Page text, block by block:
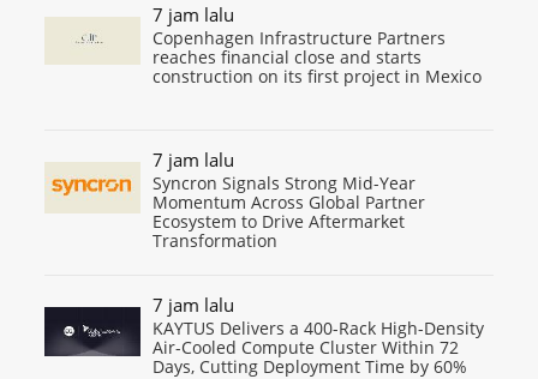
7 jam lalu
Copenhagen Infrastructure Partners
reaches financial close and starts
construction on its first project in Mexico
7 jam lalu
Syncron Signals Strong Mid-Year
Momentum Across Global Partner
Ecosystem to Drive Aftermarket
Transformation
7 jam lalu
KAYTUS Delivers a 400-Rack High-Density
Air-Cooled Compute Cluster Within 72
Days, Cutting Deployment Time by 60%